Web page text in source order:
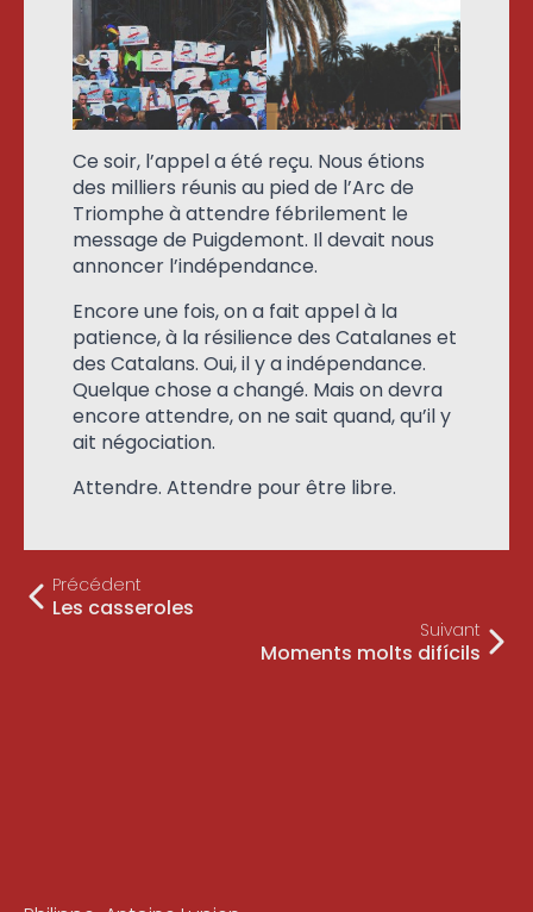
Ce soir, l’appel a été reçu. Nous étions
des milliers réunis au pied de l’Arc de
Triomphe à attendre fébrilement le
message de Puigdemont. Il devait nous
annoncer l’indépendance.
Encore une fois, on a fait appel à la
patience, à la résilience des Catalanes et
des Catalans. Oui, il y a indépendance.
Quelque chose a changé. Mais on devra
encore attendre, on ne sait quand, qu’il y
ait négociation.
Attendre. Attendre pour être libre.
Précédent
Les casseroles
Suivant
Moments molts difícils